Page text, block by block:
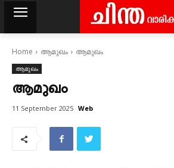
Home ആമുഖം ആമുഖം
ആമുഖം
ആമുഖം
11 September 2025 Web